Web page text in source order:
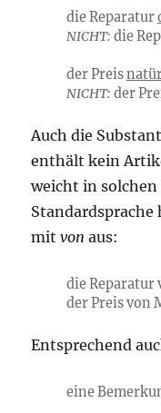
die Reparatur
NICHT: die
der Preis
NICHT: der
Auch die
enthält kein
weicht in
mitvon aus:
die Reparatur
der Preis von
Entsprechend
eine